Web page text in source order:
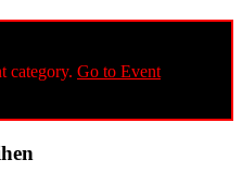
category. Go to Event